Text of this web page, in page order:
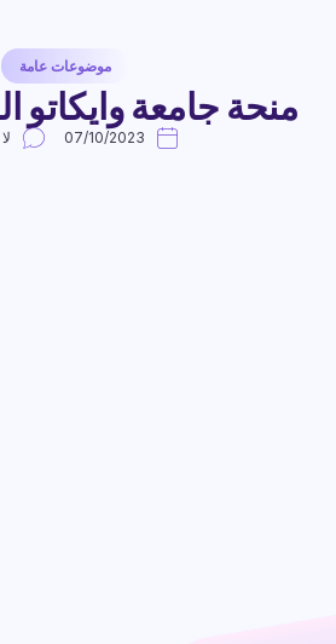
موضوعات عامة
منحة جامعة وايكاتو
07/10/2023